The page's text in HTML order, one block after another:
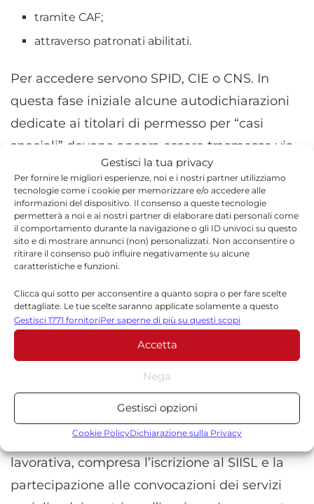
Gestisci la tua privacy
Per fornire le migliori esperienze, noi e i nostri partner utilizziamo
tecnologie come i cookie per memorizzare e/o accedere alle
informazioni del dispositivo. Il consenso a queste tecnologie
permetterà a noi e ai nostri partner di elaborare dati personali come
il comportamento durante la navigazione o gli ID univoci su questo
sito e di mostrare annunci (non) personalizzati. Non acconsentire o
ritirare il consenso può influire negativamente su alcune
caratteristiche e funzioni.
Clicca qui sotto per acconsentire a quanto sopra o per fare scelte
dettagliate. Le tue scelte saranno applicate solamente a questo
sito. È possibile modificare le impostazioni in qualsiasi momento,
compreso il ritiro del consenso, utilizzando i pulsanti della Cookie
Policy o cliccando sul pulsante di gestione del consenso nella parte
inferiore dello schermo.
Statistiche
Archiviare informazioni su dispositivo e/o accedervi, Misurare le
prestazioni degli annunci, Misurare le prestazioni dei contenuti,
combinazione di dati provenienti da fonti diverse.
Gestisci 1771 fornitoriPer saperne di più su questi scopi
Accetta
Nega
Gestisci opzioni
Cookie PolicyDichiarazione sulla Privacy
tramite CAF;
attraverso patronati abilitati.
Per accedere servono SPID, CIE o CNS. In
questa fase iniziale alcune autodichiarazioni
dedicate ai titolari di permesso per “casi
speciali” devono ancora essere trasmesse via
PEC all’Istituto.
La durata dell’ADI resta però collegata alla
validità del permesso di soggiorno. Se il titolo
dura un anno, anche il beneficio non potrà
superare quella scadenza. In caso di rinnovo, il
sostegno può proseguire. Se invece il
permesso viene convertito in un’altra
tipologia, sarà necessario presentare una
nuova domanda secondo le regole ordinarie
dell’Assegno di Inclusione.
Restano inoltre obbligatori gli adempimenti
previsti dal percorso di inclusione sociale e
lavorativa, compresa l’iscrizione al SIISL e la
partecipazione alle convocazioni dei servizi